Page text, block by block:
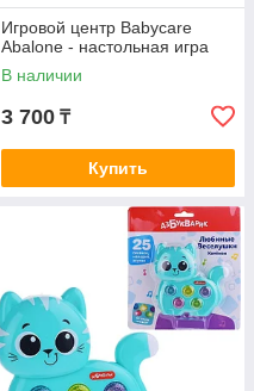
Игровой центр Babycare
Abalone - настольная игра
В наличии
3 700 ₸
Купить